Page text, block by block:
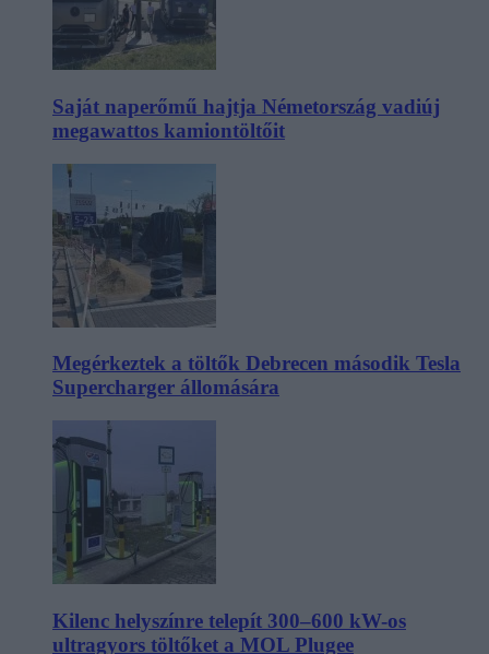
Saját naperőmű hajtja Németország vadiúj
megawattos kamiontöltőit
Megérkeztek a töltők Debrecen második Tesla
Supercharger állomására
Kilenc helyszínre telepít 300–600 kW-os
ultragyors töltőket a MOL Plugee